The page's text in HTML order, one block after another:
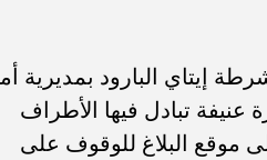
إيتاي البارود بمديرية
بوقوع مشاجرة عنيفة تبادل فيها الأطراف
موقع البلاغ للوقوف على